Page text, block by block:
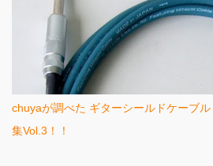
chuyaが調べた ギターシールドケーブ
集Vol.3！！